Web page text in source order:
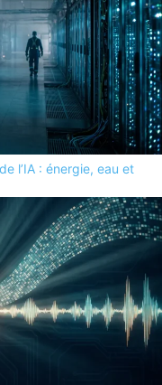
l’IA : énergie, eau et